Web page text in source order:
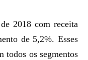
2018 com receita
de 5,2%. Esses
todos os segmentos